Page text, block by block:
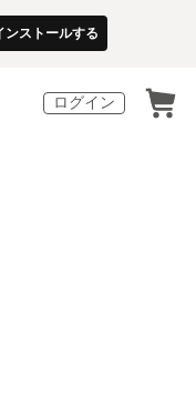
ンストールする
ログイン